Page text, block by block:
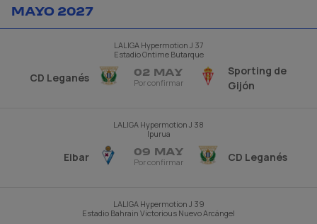
MAYO 2027
LALIGA Hypermotion J 37
Estadio Ontime Butarque
CD Leganés 02 MAY
Por confirmar
Sporting de
Gijón
LALIGA Hypermotion J 38
Ipurua
Eibar 09 MAY
Por confirmar CD Leganés
LALIGA Hypermotion J 39
Estadio Bahrain Victorious Nuevo Arcángel